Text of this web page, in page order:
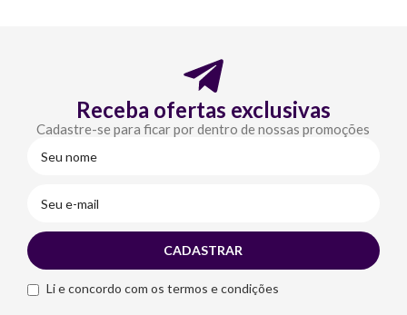
Receba ofertas exclusivas
Cadastre-se para ficar por dentro de nossas promoções
Li e concordo com os termos e condições